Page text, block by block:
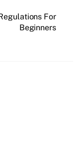
For
Beginners